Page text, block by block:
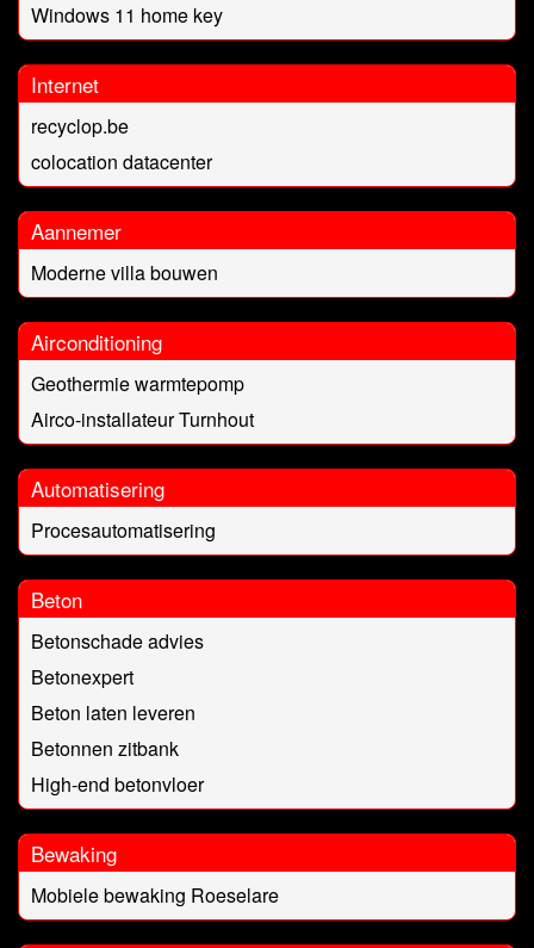
Windows 11 home key
Internet
recyclop.be
colocation datacenter
Aannemer
Moderne villa bouwen
Airconditioning
Geothermie warmtepomp
Airco-installateur Turnhout
Automatisering
Procesautomatisering
Beton
Betonschade advies
Betonexpert
Beton laten leveren
Betonnen zitbank
High-end betonvloer
Bewaking
Mobiele bewaking Roeselare